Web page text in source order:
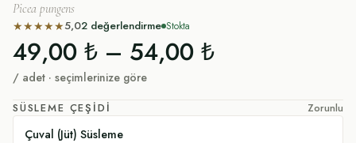
Picea pungens
★★★★★5,02 değerlendirme Stokta
49,00 ₺ – 54,00 ₺
/ adet · seçimlerinize göre
SÜSLEME ÇEŞIDI Zorunlu
Çuval (Jüt) Süsleme